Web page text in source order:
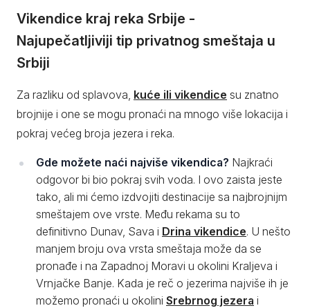
Vikendice kraj reka Srbije -
Najupečatljiviji tip privatnog smeštaja u
Srbiji
Za razliku od splavova, kuće ili vikendice su znatno
brojnije i one se mogu pronaći na mnogo više lokacija i
pokraj većeg broja jezera i reka.
Gde možete naći najviše vikendica? Najkraći
odgovor bi bio pokraj svih voda. I ovo zaista jeste
tako, ali mi ćemo izdvojiti destinacije sa najbrojnijm
smeštajem ove vrste. Među rekama su to
definitivno Dunav, Sava i Drina vikendice. U nešto
manjem broju ova vrsta smeštaja može da se
pronađe i na Zapadnoj Moravi u okolini Kraljeva i
Vrnjačke Banje. Kada je reč o jezerima najviše ih je
možemo pronaći u okolini Srebrnog jezera i